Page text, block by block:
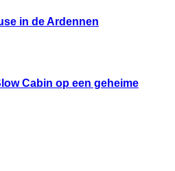
in de Ardennen
Cabin op een geheime